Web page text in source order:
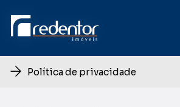
Política de privacidade